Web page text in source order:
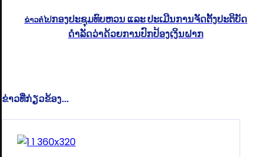
ຂ່າວຕໍ່ໄປກອງປະຊຸມທົບຫວນ ແລະ ປະເມີນການຈັດຕັ້ງປະຕິບັດ
ດຳລັດວ່າດ້ວຍການປົກປ້ອງເງິນຝາກ
ຂ່າວທີ່ກ່ຽວຂ້ອງ...